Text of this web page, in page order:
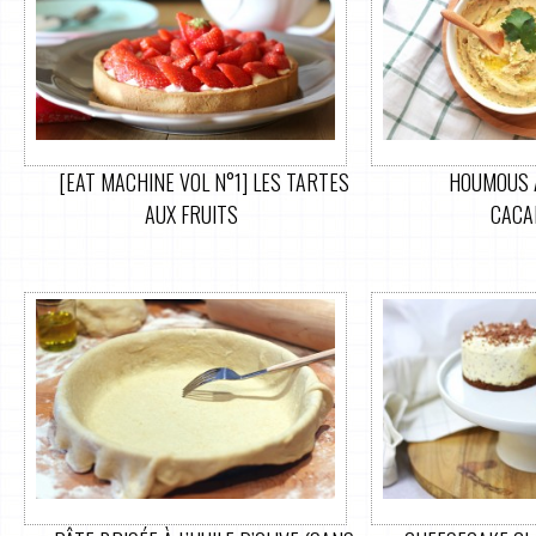
[EAT MACHINE VOL N°1] LES TARTES
AUX FRUITS